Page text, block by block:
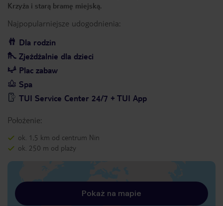
Krzyża i starą bramę miejską.
Najpopularniejsze udogodnienia:
Dla rodzin
Zjeżdżalnie dla dzieci
Plac zabaw
Spa
TUI Service Center 24/7 + TUI App
Położenie:
ok. 1,5 km od centrum Nin
ok. 250 m od plaży
Pokaż na mapie